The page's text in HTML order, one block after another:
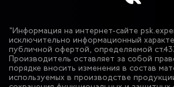
"Информация на интернет-сайте
исключительно информационный
публичной офертой, определяемой
Производитель оставляет за собой
порядке вносить изменения в состав
используемых в производстве